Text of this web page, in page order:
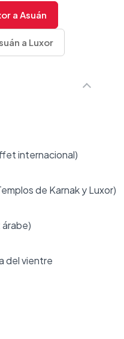
a Asuán
a Luxor
internacional)
de Karnak y Luxor)
del vientre